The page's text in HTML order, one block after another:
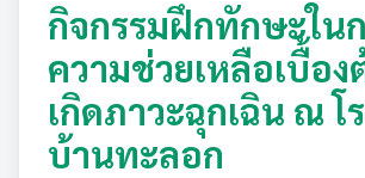
กิจกรรมฝึกทักษะใน
ความช่วยเหลือเบื้อ
เกิดภาวะฉุกเฉิน ณ โ
บ้านทะลอก